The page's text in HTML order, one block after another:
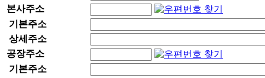
본사주소
기본주소
상세주소
공장주소
기본주소